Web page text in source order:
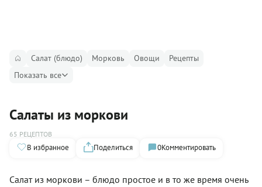
Салат (блюдо) Морковь Овощи
Рецепты
Показать все
Салаты из моркови
65 РЕЦЕПТОВ
В избранное Поделиться 0Комментировать
Салат из моркови – блюдо простое и в то же время очень